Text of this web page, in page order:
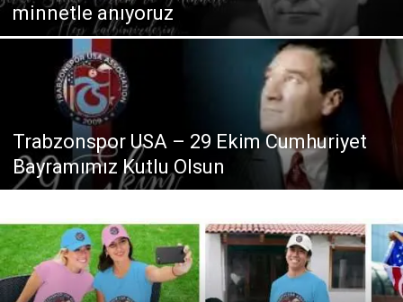
minnetle anıyoruz
Trabzonspor USA – 29 Ekim Cumhuriyet
Bayramımız Kutlu Olsun